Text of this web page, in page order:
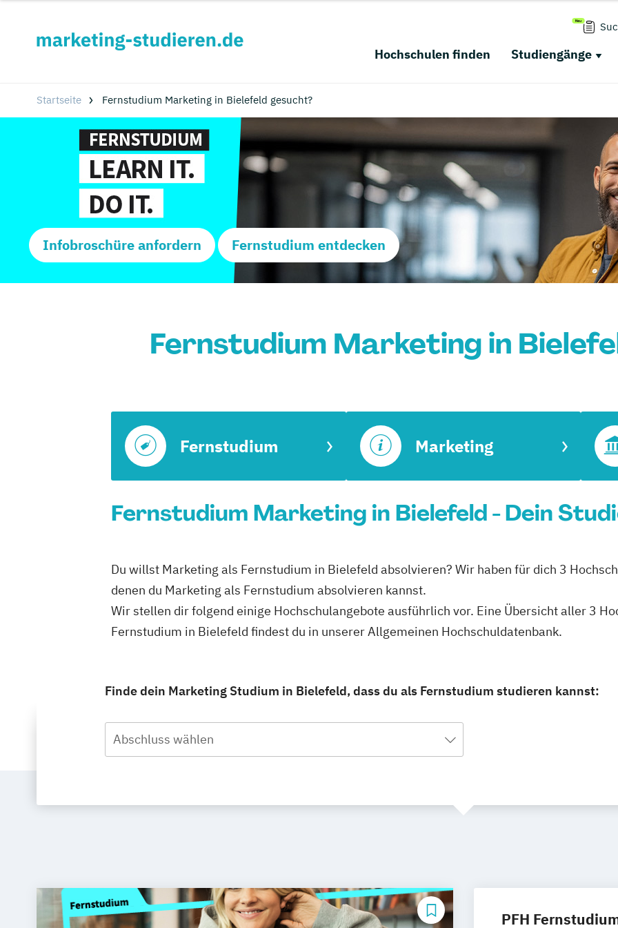
Hochschulen finden Studiengänge
Startseite Fernstudium Marketing in Bielefeld gesucht?
Infobroschüre anfordern Fernstudium entdecken
Fernstudium Marketing in
Fernstudium Marketing
Fernstudium Marketing in Bielefeld - Dein
Du willst Marketing als Fernstudium in Bielefeld absolvieren? Wir haben für dich 3
denen du Marketing als Fernstudium absolvieren kannst.
Wir stellen dir folgend einige Hochschulangebote ausführlich vor. Eine Übersicht aller 3
Fernstudium in Bielefeld findest du in unserer Allgemeinen Hochschuldatenbank.
Finde dein Marketing Studium in Bielefeld, dass du als Fernstudium studieren kannst:
Abschluss wählen
PFH